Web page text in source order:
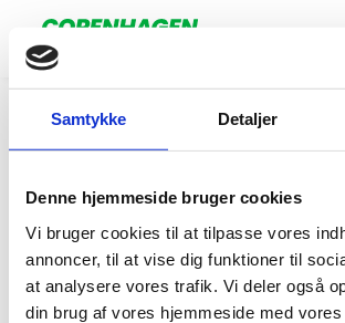
Samtykke Detaljer
Denne hjemmeside bruger cookies
Vi bruger cookies til at tilpasse vores
annoncer, til at vise dig funktioner til
at analysere vores trafik. Vi deler også
din brug af vores hjemmeside med
Tag kontakt til os
Pressekontakter
Bliv partner